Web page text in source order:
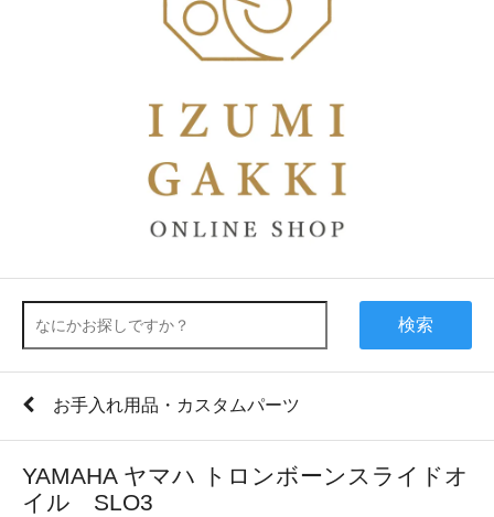
検索
お手入れ用品・カスタムパーツ
YAMAHA ヤマハ トロンボーンスライドオ
イル SLO3